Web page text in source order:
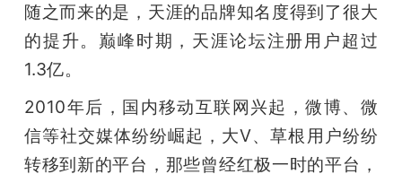
随之而来的是，天涯的品牌知名度得到了很大
的提升。巅峰时期，天涯论坛注册用户超过
1.3亿。
2010年后，国内移动互联网兴起，微博、微
信等社交媒体纷纷崛起，大V、草根用户纷纷
转移到新的平台，那些曾经红极一时的平台，